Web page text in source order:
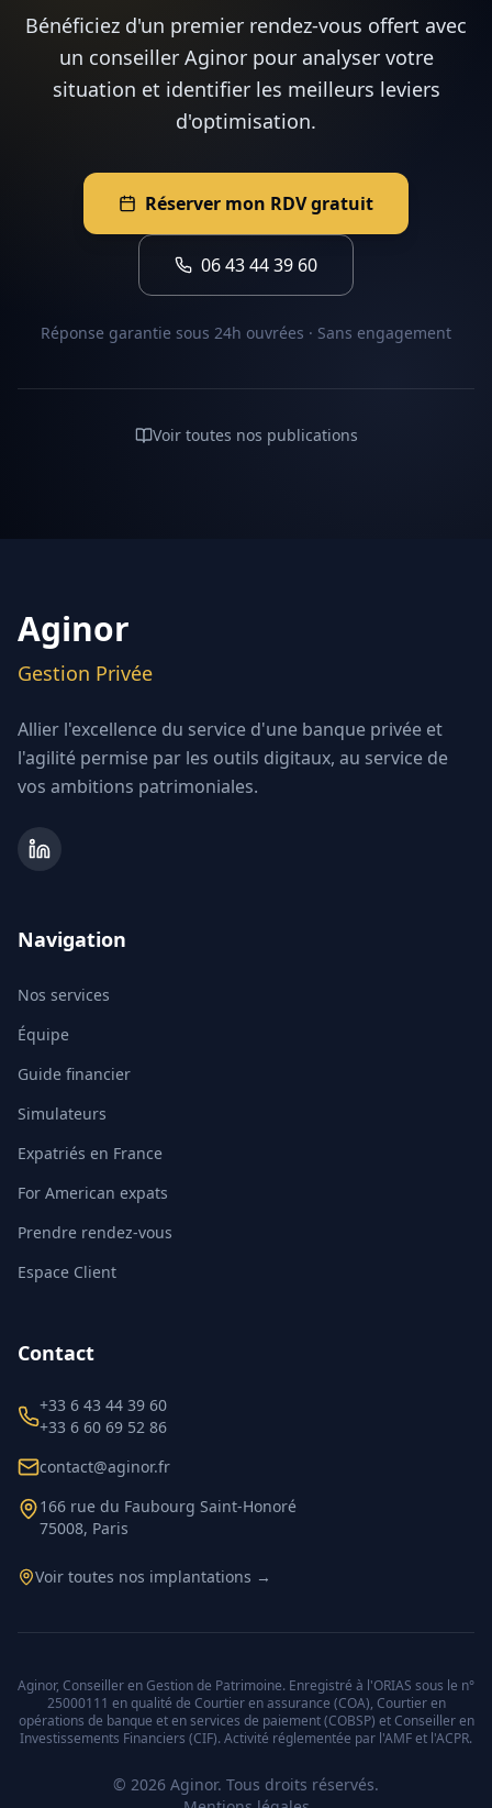
Bénéficiez d'un premier rendez-vous offert avec
un conseiller Aginor pour analyser votre
situation et identifier les meilleurs leviers
d'optimisation.
Réserver mon RDV gratuit
06 43 44 39 60
Réponse garantie sous 24h ouvrées · Sans engagement
Voir toutes nos publications
Aginor
Gestion Privée
Allier l'excellence du service d'une banque privée et
l'agilité permise par les outils digitaux, au service de
vos ambitions patrimoniales.
Navigation
Nos services
Équipe
Guide financier
Simulateurs
Expatriés en France
For American expats
Prendre rendez-vous
Espace Client
Contact
+33 6 43 44 39 60
+33 6 60 69 52 86
contact@aginor.fr
166 rue du Faubourg Saint-Honoré
75008, Paris
Voir toutes nos implantations →
Aginor, Conseiller en Gestion de Patrimoine. Enregistré à l'ORIAS sous le n°
25000111 en qualité de Courtier en assurance (COA), Courtier en
opérations de banque et en services de paiement (COBSP) et Conseiller en
Investissements Financiers (CIF). Activité réglementée par l'AMF et l'ACPR.
© 2026 Aginor. Tous droits réservés.